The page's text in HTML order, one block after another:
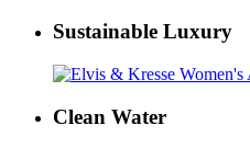
Sustainable Luxury
Clean Water